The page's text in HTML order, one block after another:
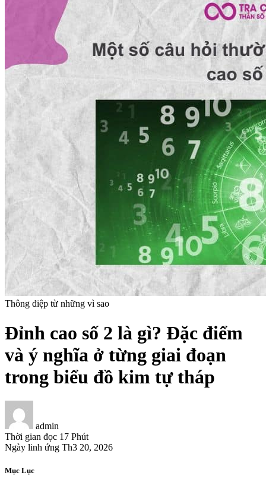
Thông điệp từ những vì sao
Đỉnh cao số 2 là gì? Đặc điểm
và ý nghĩa ở từng giai đoạn
trong biểu đồ kim tự tháp
admin
Thời gian đọc 17 Phút
Ngày linh ứng Th3 20, 2026
Mục Lục